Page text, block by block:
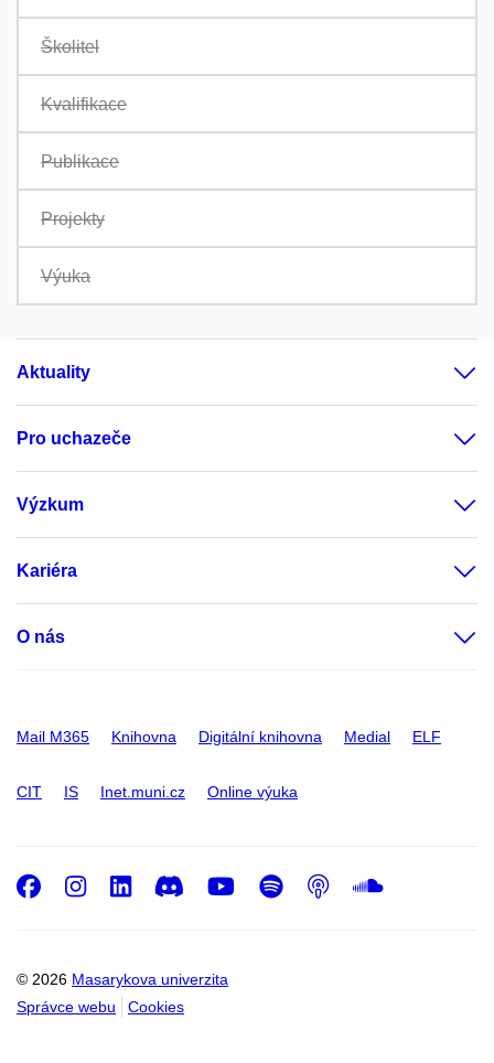
Školitel
Kvalifikace
Publikace
Projekty
Výuka
Aktuality
Pro uchazeče
Výzkum
Kariéra
O nás
Mail M365 Knihovna Digitální knihovna Medial ELF
CIT IS Inet.muni.cz Online výuka
© 2026 Masarykova univerzita
Správce webu
Cookies
Facebook
Instagram
LinkedIn
DiscordYoutube
Spotify
Podcast